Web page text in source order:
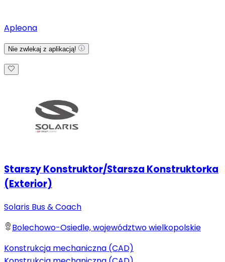
Apleona
Nie zwlekaj z aplikacją!
Starszy Konstruktor/Starsza Konstruktorka
(Exterior)
Solaris Bus & Coach
Bolechowo-Osiedle, województwo wielkopolskie
Konstrukcja mechaniczna (CAD)